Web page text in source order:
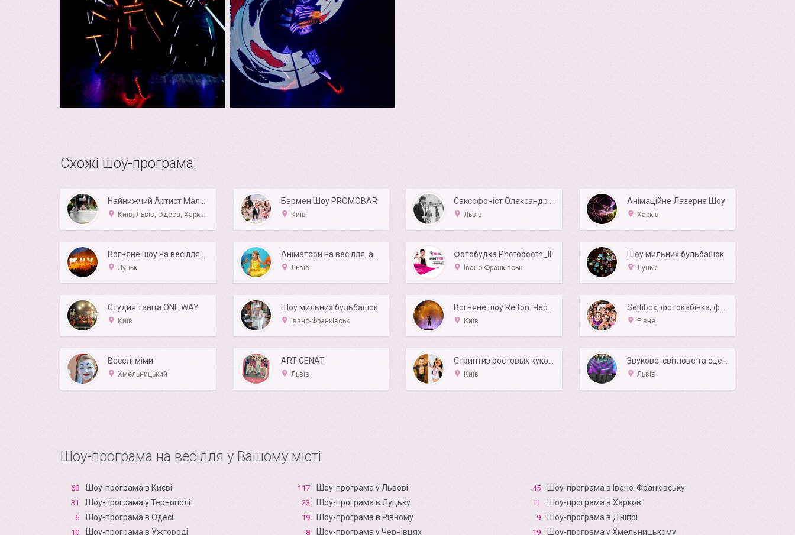
Схожі шоу-програма:
Київ, Львів, Одеса, Харків, Дніпро
Бармен Шоу PROMOBAR
Київ Львів
Анімаційне Лазерне Шоу
Харків
Луцьк Львів
Фотобудка Photobooth_IF
Івано-Франківськ
Шоу мильних бульбашок
Луцьк
Студия танца ONE WAY
Київ
Шоу мильних бульбашок
Івано-Франківськ Київ Рівне
Веселі міми
Хмельницький
ART-CENAT
Львів Київ Львів
Шоу-програма на весілля у Вашому місті
68 Шоу-програма в Києві 117 Шоу-програма у Львові 45 Шоу-програма в Івано-Франківську
31 Шоу-програма у Тернополі 23 Шоу-програма в Луцьку 11 Шоу-програма в Харкові
6 Шоу-програма в Одесі 19 Шоу-програма в Рівному 9 Шоу-програма в Дніпрі
10 Шоу-програма в Ужгороді 8 Шоу-програма у Чернівцях 19 Шоу-програма у Хмельницькому